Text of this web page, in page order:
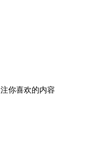
你喜欢的内容